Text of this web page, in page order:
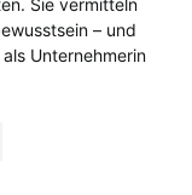
– und
Unternehmerin